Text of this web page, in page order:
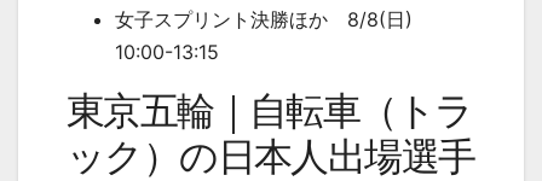
女子スプリント決勝ほか 8/8(日)
10:00-13:15
東京五輪｜自転車（トラ
ック）の日本人出場選手